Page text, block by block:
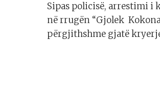
Sipas policisë, arrestimi i
në rrugën “Gjolek
përgjithshme gjatë